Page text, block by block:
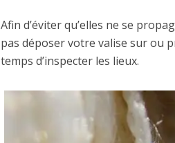
Afin d’éviter qu’elles ne se
pas déposer votre valise sur ou
temps d’inspecter les lieux.